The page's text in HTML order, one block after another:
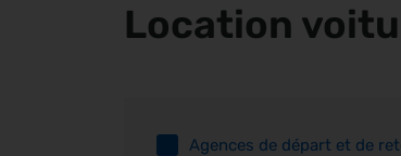
Location
Agences de départ et de